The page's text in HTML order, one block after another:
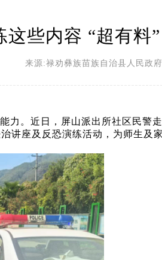
些内容 “超有料”
:禄劝彝族苗族自治县人民政
力。近日，屏山派出所社区民警
讲座及反恐演练活动，为师生及